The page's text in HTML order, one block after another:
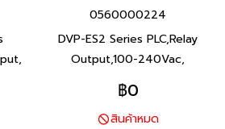
64K
0560000224
DVP-ES2 Series PLC,Relay
Output,100-240Vac,
Product P/N:
DVP40ES200R I/O Points
40,Program Capacity 16K
฿0
สินค้าหมด